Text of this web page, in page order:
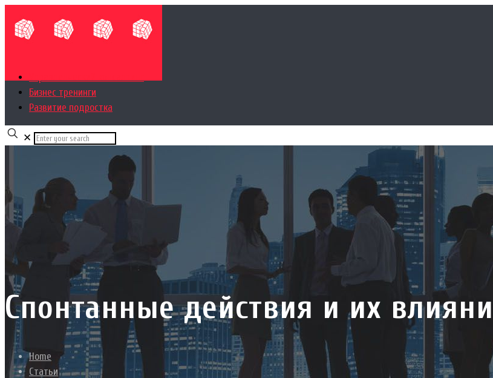
Бизнес тренинги
Развитие подростка
✕
Спонтанные действия и их
Home
Статьи